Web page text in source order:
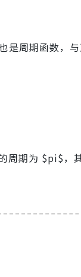
周期函数，
期为 $pi$，